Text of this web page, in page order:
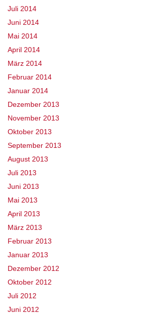
Juli 2014
Juni 2014
Mai 2014
April 2014
März 2014
Februar 2014
Januar 2014
Dezember 2013
November 2013
Oktober 2013
September 2013
August 2013
Juli 2013
Juni 2013
Mai 2013
April 2013
März 2013
Februar 2013
Januar 2013
Dezember 2012
Oktober 2012
Juli 2012
Juni 2012